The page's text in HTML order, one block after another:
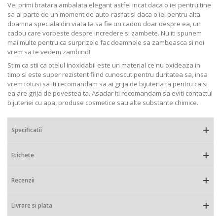
Vei primi bratara ambalata elegant astfel incat daca o iei pentru tine
sa ai parte de un moment de auto-rasfat si daca o iei pentru alta
doamna speciala din viata ta sa fie un cadou doar despre ea, un
cadou care vorbeste despre incredere si zambete. Nu iti spunem
mai multe pentru ca surprizele fac doamnele sa zambeasca si noi
vrem sa te vedem zambind!
Stim ca stii ca otelul inoxidabil este un material ce nu oxideaza in
timp si este super rezistent fiind cunoscut pentru duritatea sa, insa
vrem totusi sa iti recomandam sa ai grija de bijuteria ta pentru ca si
ea are grija de povestea ta. Asadar iti recomandam sa eviti contactul
bijuteriei cu apa, produse cosmetice sau alte substante chimice.
Specificatii
Etichete
Recenzii
Livrare si plata